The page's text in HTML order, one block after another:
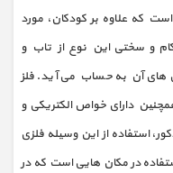
که علاوه بر کودکان، مورد
و سختی این نوع از تاب و
های آن به حساب می آید. فلز
دارای خواص الکتریکی و
استفاده از این وسیله فلزی
در مکان هایی است که در